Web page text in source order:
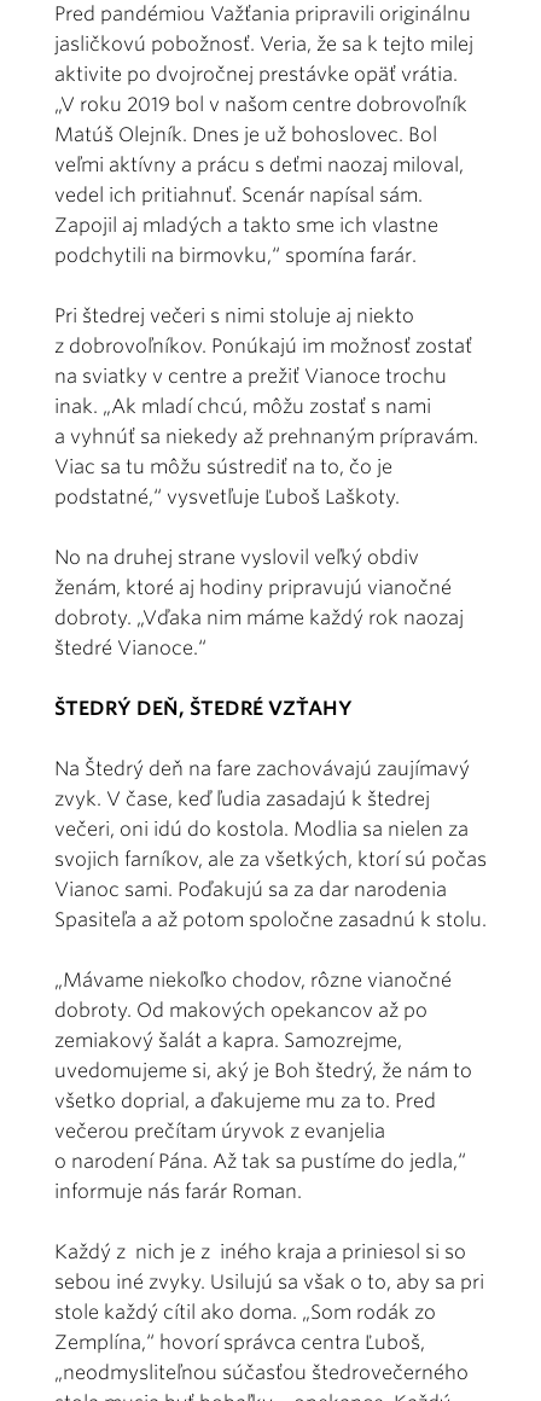
Pred pandémiou Važťania pripravili originálnu
jasličkovú pobožnosť. Veria, že sa k tejto milej
aktivite po dvojročnej prestávke opäť vrátia.
„V roku 2019 bol v našom centre dobrovoľník
Matúš Olejník. Dnes je už bohoslovec. Bol
veľmi aktívny a prácu s deťmi naozaj miloval,
vedel ich pritiahnuť. Scenár napísal sám.
Zapojil aj mladých a takto sme ich vlastne
podchytili na birmovku,“ spomína farár.
Pri štedrej večeri s nimi stoluje aj niekto
z dobrovoľníkov. Ponúkajú im možnosť zostať
na sviatky v centre a prežiť Vianoce trochu
inak. „Ak mladí chcú, môžu zostať s nami
a vyhnúť sa niekedy až prehnaným prípravám.
Viac sa tu môžu sústrediť na to, čo je
podstatné,“ vysvetľuje Ľuboš Laškoty.
No na druhej strane vyslovil veľký obdiv
ženám, ktoré aj hodiny pripravujú vianočné
dobroty. „Vďaka nim máme každý rok naozaj
štedré Vianoce.“
ŠTEDRÝ DEŇ, ŠTEDRÉ VZŤAHY
Na Štedrý deň na fare zachovávajú zaujímavý
zvyk. V čase, keď ľudia zasadajú k štedrej
večeri, oni idú do kostola. Modlia sa nielen za
svojich farníkov, ale za všetkých, ktorí sú počas
Vianoc sami. Poďakujú sa za dar narodenia
Spasiteľa a až potom spoločne zasadnú k stolu.
„Mávame niekoľko chodov, rôzne vianočné
dobroty. Od makových opekancov až po
zemiakový šalát a kapra. Samozrejme,
uvedomujeme si, aký je Boh štedrý, že nám to
všetko doprial, a ďakujeme mu za to. Pred
večerou prečítam úryvok z evanjelia
o narodení Pána. Až tak sa pustíme do jedla,“
informuje nás farár Roman.
Každý z nich je z iného kraja a priniesol si so
sebou iné zvyky. Usilujú sa však o to, aby sa pri
stole každý cítil ako doma. „Som rodák zo
Zemplína,“ hovorí správca centra Ľuboš,
„neodmysliteľnou súčasťou štedrovečerného